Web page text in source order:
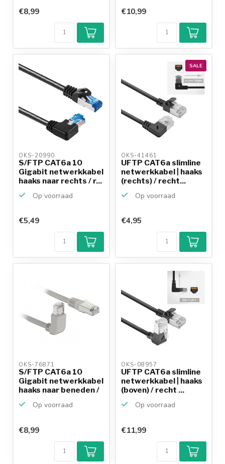
€8,99 €10,99
OKS-20990
S/FTP CAT6a 10
Gigabit netwerkkabel
haaks naar rechts / r...
Op voorraad
€5,49
SALE
OKS-41461
UFTP CAT6a slimline
netwerkkabel | haaks
(rechts) / recht...
Op voorraad
€4,95
OKS-76871
S/FTP CAT6a 10
Gigabit netwerkkabel
haaks naar beneden /
Op voorraad
€8,99
OKS-08957
UFTP CAT6a slimline
netwerkkabel | haaks
(boven) / recht ...
Op voorraad
€11,99